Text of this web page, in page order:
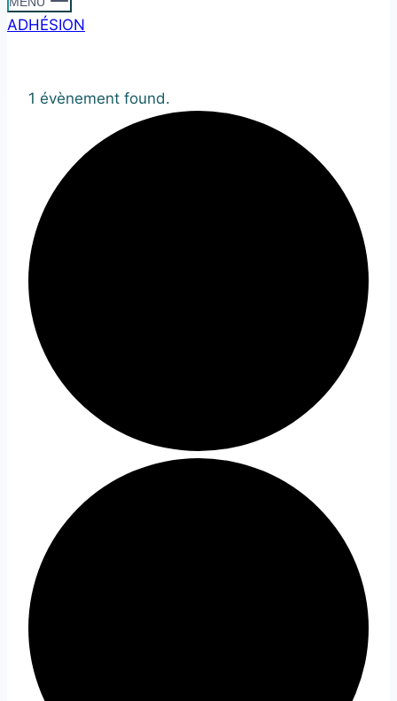
ADHÉSION
1 évènement found.